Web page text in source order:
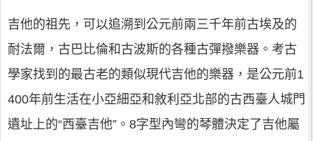
吉他的祖先，可以追溯到公元前兩三千年前古埃及的
耐法爾，古巴比倫和古波斯的各種古彈撥樂器。考古
學家找到的最古老的類似現代吉他的樂器，是公元前1
400年前生活在小亞細亞和敘利亞北部的古西臺人城門
遺址上的“西臺吉他”。8字型內彎的琴體決定了吉他屬